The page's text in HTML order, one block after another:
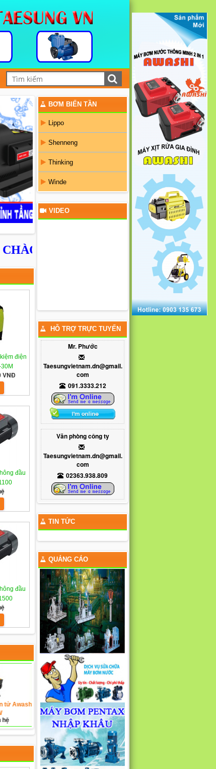
BƠM BIẾN TẦN
Lippo
Shenneng
Thinking
Winde
VIDEO
HỖ TRỢ TRỰC TUYẾN
Mr. Phước
Taesungvietnam.dn@gmail.
com
091.3333.212
Văn phòng công ty
Taesungvietnam.dn@gmail.
com
02363.938.809
TIN TỨC
QUẢNG CÁO
QUÝ KHÁCH
điện
VNĐ
đầu
đầu
Awashi
Máy bơm nước thông minh
Taesung Tsm-1500
Giá bán: Liên hệ